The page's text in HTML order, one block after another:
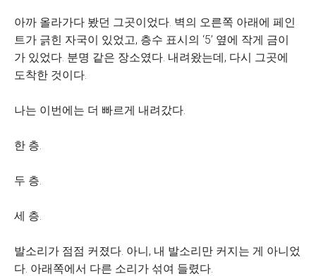
아까 올라가다 봤던 그곳이었다. 벽의 오른쪽 아래에 페인
트가 긁힌 자국이 있었고, 층수 표시의 ‘5’ 옆에 작게 금이
가 있었다. 분명 같은 장소였다. 내려왔는데, 다시 그곳에
도착한 것이다.
나는 이번에는 더 빠르게 내려갔다.
한 층.
두 층.
세 층.
발소리가 점점 커졌다. 아니, 내 발소리만 커지는 게 아니었
다. 아래쪽에서 다른 소리가 섞여 들렸다.